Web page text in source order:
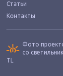
Статьи
Контакты
Фото
со
TL